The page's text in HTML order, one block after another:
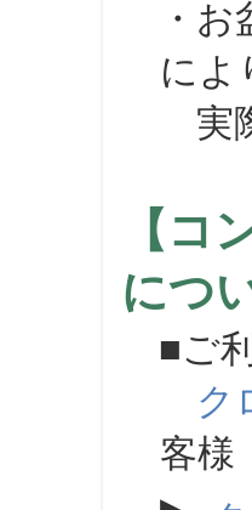
・お
によ
実際
【コ
につ
■ご
ク
客様